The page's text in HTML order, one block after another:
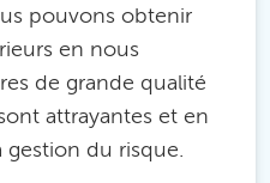
pouvons obtenir
en nous
de grande qualité
attrayantes et en
gestion du risque.